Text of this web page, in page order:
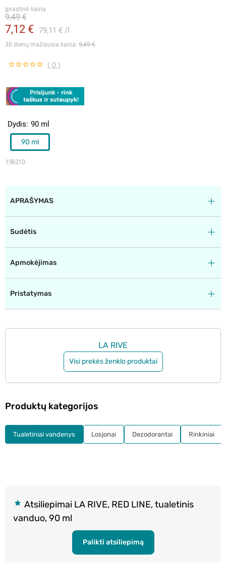
Įprastinė kaina
7,12 € 79,11 €
9,49 €
30 dienų mažiausia kaina: 9,49 €
( 0 )
156210
Dydis 90 ml
90 ml
APRAŠYMAS
Sudėtis
Apmokėjimas
Pristatymas
LA RIVE
Visi prekės ženklo produktai
Atsiliepimai LA RIVE, RED LINE, tualetinis
vanduo, 90 ml
Palikti atsiliepimą
Produktų kategorijos
Tualetiniai vandenys Losjonai Dezodorantai Rinkiniai